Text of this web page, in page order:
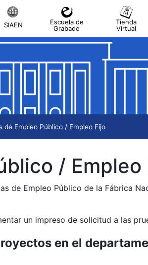
SIAEN
Escuela de
Grabado
Tienda
Virtual
de Empleo Público / Empleo Fijo
/ Empleo
de Empleo Público de la Fábrica
un impreso de solicitud a las
en el